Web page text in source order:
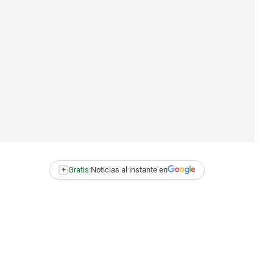
+ Gratis:Noticias al instante en